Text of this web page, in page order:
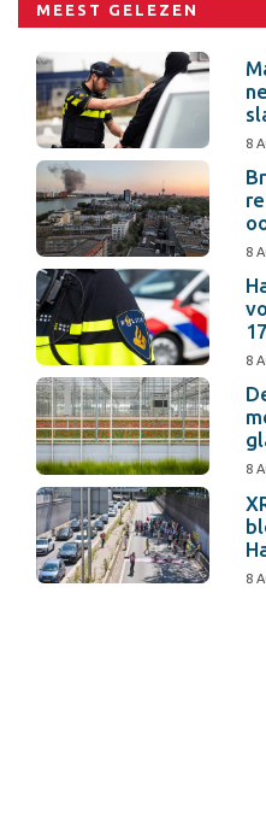
MEEST GELEZEN
8
8
8
8
8